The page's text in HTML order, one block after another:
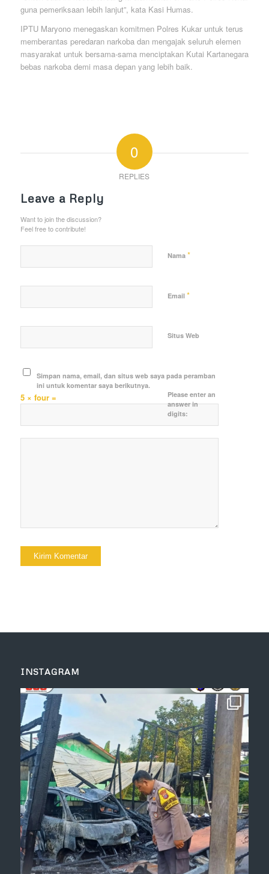
guna pemeriksaan lebih lanjut”, kata Kasi Humas.
IPTU Maryono menegaskan komitmen Polres Kukar untuk terus
memberantas peredaran narkoba dan mengajak seluruh elemen
masyarakat untuk bersama-sama menciptakan Kutai Kartanegara
bebas narkoba demi masa depan yang lebih baik.
0
REPLIES
Leave a Reply
Want to join the discussion?
Feel free to contribute!
Nama *
Email *
Situs Web
Simpan nama, email, dan situs web saya pada peramban
ini untuk komentar saya berikutnya.
Please enter an
answer in
digits:
5 × four =
INSTAGRAM